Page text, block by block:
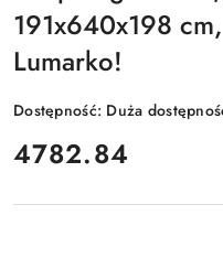
191x640x198
Lumarko!
Dostępność: Duża
cena:
4782.84